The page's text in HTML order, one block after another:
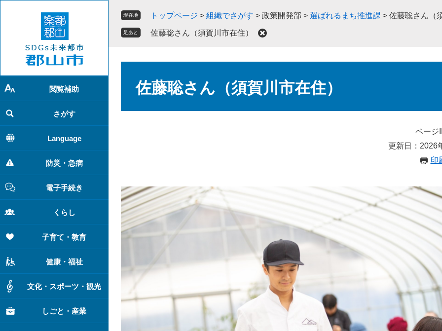
で
す
。
ば
し
て
本
文
へ
閲覧補助
さがす
Language
防災・急病
電子手続き
くらし
子育て・教育
健康・福祉
文化・スポーツ・観光
しごと・産業
現在地 トップページ > 組織でさがす > 政策開発部 > 選ばれるまち推進課 > 佐藤聡さん（
足あと 佐藤聡さん（須賀川市在住）
佐藤聡さん（須賀川市在住）
ページ
更新日：2026
印